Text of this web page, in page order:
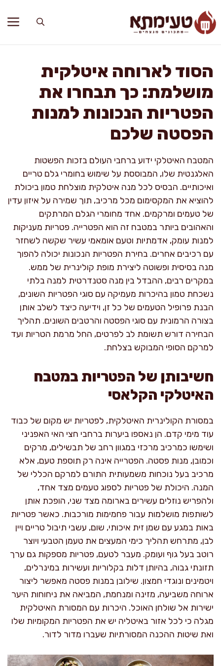
לתוכן
הסוד לארוחה איטלקית
מושלמת: כך תבחרו את
הפטריות הנכונות למנות
הפסטה שלכם
המטבח האיטלקי ידוע ברחבי העולם בזכות הפשטות
האלגנטית שלו, המבוססת על שימוש בחומרי גלם טריים
ואיכותיים. הבסיס לכל מנה איטלקית מוצלחת טמון ביכולת
להוציא את המקסימום מכל מרכיב, תוך שמירה על איזון עדין
של טעמים ומרקמים. אחד מחומרי הגלם המרתקים
והאהובים ביותר במטבח זה הוא הפטרייה. פטריות מעניקות
למנות עומק, אדמתיות וטעם אומאמי עשיר שקשה לשחזר
עם רכיבים אחרים. בחירת הפטריות הנכונות יכולה להפוך
מנה בסיסית ופשוטה ליצירת מופת קולינרית של ממש.
במקרים רבים, ההבדל בין מנה סטנדרטית למנה בלתי
נשכחת טמון בהיכרות מעמיקה עם סוגי הפטריות השונים,
הבנת פרופיל הטעמים של כל זן, וידיעה כיצד לשלב אותן
בצורה הרמונית עם סוגי הפסטה והרטבים השונים. תהליך
הבחירה דורש תשומת לב לפרטים, החל מרמת הטריות ועד
למרקם הסופי המבוקש בצלחת.
חשיבותן של הפטריות במטבח
האיטלקי הקלאסי
במסורת הקולינרית האיטלקית, לפטריות יש מקום של כבוד
עוד מימי קדם. הן נאספו ביערות ברחבי חצי האי האפניני
ושימשו כמרכיב מרכזי במגוון רחב של תבשילים, מרקים
וכמובן, מנות פסטה. הפטרייה אינה רק תוספת טעם, אלא
מרכיב בעל נוכחות משמעותית התורם למרקם הכללי של
המנה. היכולת של פטריות לספוג טעמים מצד אחד,
ולהפריש נוזלים עשירים בארומה מצד שני, הופכת אותן
לשותפות מושלמות עבור פחמימות מורכבות. כאשר פטריות
באות במגע עם שמן זית איכותי, שום, עשבי תיבול טריים ויין
לבן, מתרחש תהליך כימי המעצים את טעמן הטבעי ויוצר
רוטב בעל גוף ועומק. מעבר לטעם, פטריות מספקות גם ערך
תזונתי גבוה, בהיותן דלות בקלוריות ועשירות במינרלים,
ויטמינים ונוגדי חמצון. שילובן במנות פסטה מאפשר ליצור
ארוחה משביעה, מזינה ומנחמת, המביאה את ניחוחות היער
ישירות אל שולחן האוכל. היכרות עם המסורת האיטלקית
מגלה כי לכל אזור באיטליה יש את הפטריות המקומיות שלו
ואת שיטות ההכנה המסורתיות שעברו מדור לדור.